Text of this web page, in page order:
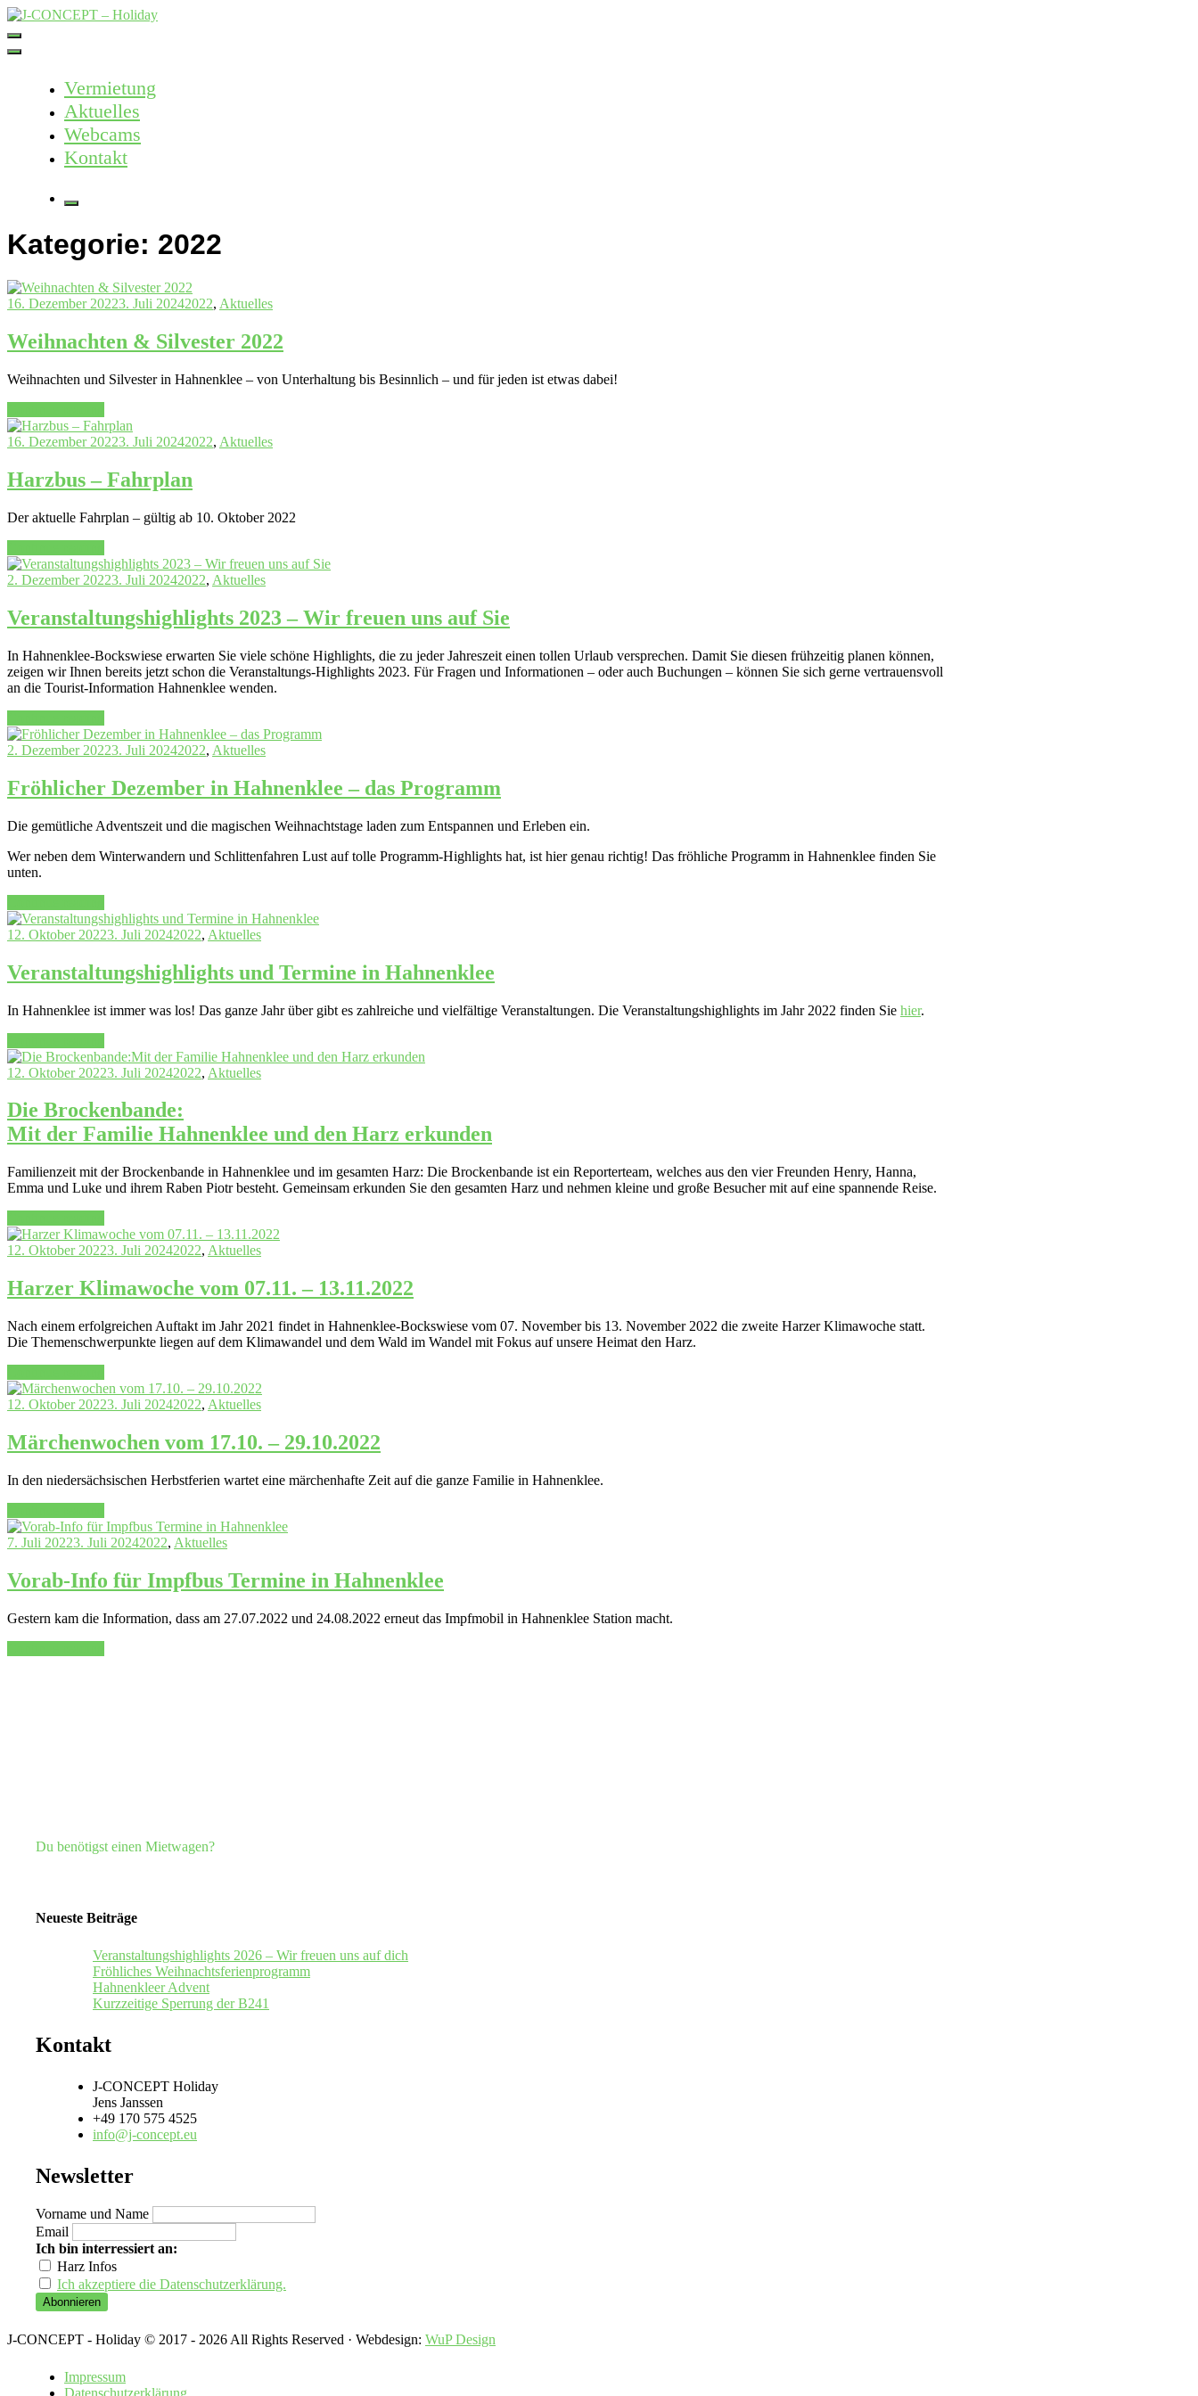
Skip
to
content
Vermietung
Aktuelles
Webcams
Kontakt
More
Kategorie: 2022
16. Dezember 20223. Juli 20242022, Aktuelles
Weihnachten & Silvester 2022
Weihnachten und Silvester in Hahnenklee – von Unterhaltung bis Besinnlich – und für jeden ist etwas dabei!
&
Silvester
16. Dezember 20223. Juli 20242022, Aktuelles
Harzbus – Fahrplan
Der aktuelle Fahrplan – gültig ab 10. Oktober 2022
–
Fahrplan“
2. Dezember 20223. Juli 20242022, Aktuelles
Veranstaltungshighlights 2023 – Wir freuen uns auf Sie
In Hahnenklee-Bockswiese erwarten Sie viele schöne Highlights, die zu jeder Jahreszeit einen tollen Urlaub versprechen. Damit Sie diesen frühzeitig planen können,
zeigen wir Ihnen bereits jetzt schon die Veranstaltungs-Highlights 2023. Für Fragen und Informationen – oder auch Buchungen – können Sie sich gerne vertrauensvoll
an die Tourist-Information Hahnenklee wenden.
2023
–
freuen
uns
Sie“
2. Dezember 20223. Juli 20242022, Aktuelles
Fröhlicher Dezember in Hahnenklee – das Programm
Die gemütliche Adventszeit und die magischen Weihnachtstage laden zum Entspannen und Erleben ein.
Wer neben dem Winterwandern und Schlittenfahren Lust auf tolle Programm-Highlights hat, ist hier genau richtig! Das fröhliche Programm in Hahnenklee finden Sie
unten.
Dezember
in
das
12. Oktober 20223. Juli 20242022, Aktuelles
Veranstaltungshighlights und Termine in Hahnenklee
In Hahnenklee ist immer was los! Das ganze Jahr über gibt es zahlreiche und vielfältige Veranstaltungen. Die Veranstaltungshighlights im Jahr 2022 finden Sie hier.
und
Termine
Hahnenklee“
12. Oktober 20223. Juli 20242022, Aktuelles
Die Brockenbande:
Mit der Familie Hahnenklee und den Harz erkunden
Familienzeit mit der Brockenbande in Hahnenklee und im gesamten Harz: Die Brockenbande ist ein Reporterteam, welches aus den vier Freunden Henry, Hanna,
Emma und Luke und ihrem Raben Piotr besteht. Gemeinsam erkunden Sie den gesamten Harz und nehmen kleine und große Besucher mit auf eine spannende Reise.
Brockenbande:
Mit
Familie
Hahnenklee
den
Harz
erkunden“
12. Oktober 20223. Juli 20242022, Aktuelles
Harzer Klimawoche vom 07.11. – 13.11.2022
Nach einem erfolgreichen Auftakt im Jahr 2021 findet in Hahnenklee-Bockswiese vom 07. November bis 13. November 2022 die zweite Harzer Klimawoche statt.
Die Themenschwerpunkte liegen auf dem Klimawandel und dem Wald im Wandel mit Fokus auf unsere Heimat den Harz.
Klimawoche
vom
13.11.2022“
12. Oktober 20223. Juli 20242022, Aktuelles
Märchenwochen vom 17.10. – 29.10.2022
In den niedersächsischen Herbstferien wartet eine märchenhafte Zeit auf die ganze Familie in Hahnenklee.
vom
17.10.
29.10.2022“
7. Juli 20223. Juli 20242022, Aktuelles
Vorab-Info für Impfbus Termine in Hahnenklee
Gestern kam die Information, dass am 27.07.2022 und 24.08.2022 erneut das Impfmobil in Hahnenklee Station macht.
Du benötigst einen Mietwagen?
Neueste Beiträge
Veranstaltungshighlights 2026 – Wir freuen uns auf dich
Fröhliches Weihnachtsferienprogramm
Hahnenkleer Advent
Kurzzeitige Sperrung der B241
Kontakt
J-CONCEPT Holiday
Jens Janssen
+49 170 575 4525
info@j-concept.eu
Newsletter
Vorname und Name
Email
Ich bin interressiert an:
Harz Infos
Ich akzeptiere die Datenschutzerklärung.
J-CONCEPT - Holiday © 2017 - 2026 All Rights Reserved · Webdesign: WuP Design
Impressum
Datenschutzerklärung